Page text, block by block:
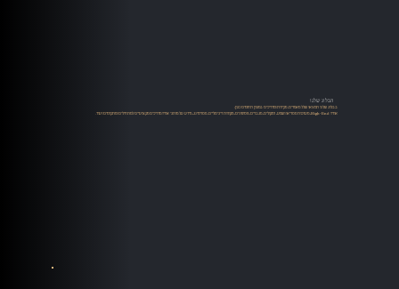
הבלוג שלנו
בבלוג שלנו תמצאו שלל מאמרים, סקירות ומדריכים במגוון תחומים כגון:
אודיו High-End, מערכות סטריאו ושמע, רמקולים, מגברים, פטיפונים, מקורות דיגיטליים, סטרימינג, מידע על מותגי אודיו מדריכים מקצועיים למתחילים ומתקדמים ועוד.